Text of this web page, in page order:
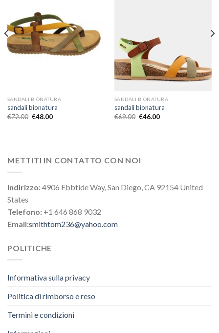
SANDALI BIONATURA
sandali bionatura
€72.00 €48.00
SANDALI BIONATURA
sandali bionatura
€69.00 €46.00
METTITI IN CONTATTO CON NOI
Indirizzo:4906 Ebbtide Way, San Diego, CA 92154 United
States
Telefono: +1 646 868 9032
Email:smithtom236@yahoo.com
POLITICHE
Informativa sulla privacy
Politica di rimborso e reso
Termini e condizioni